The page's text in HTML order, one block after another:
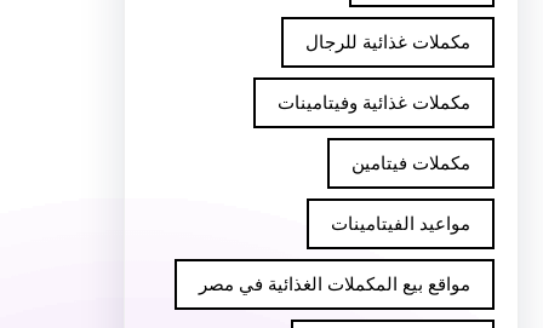
مكملات غذائية للرجال
مكملات غذائية وفيتامينات
مكملات فيتامين
مواعيد الفيتامينات
مواقع بيع المكملات الغذائية في مصر